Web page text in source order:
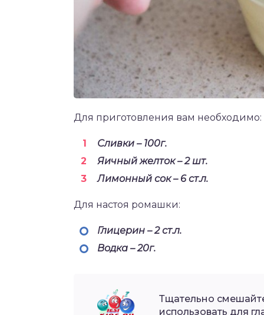
Для приготовления вам необходимо:
Сливки – 100г.
Яичный желток – 2 шт.
Лимонный сок – 6 ст.л.
Для настоя ромашки:
Глицерин – 2 ст.л.
Водка – 20г.
Тщательно
использовать для